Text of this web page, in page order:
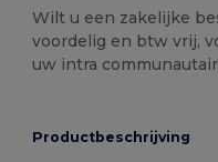
Wilt u een zakelijke
voordelig en btw vrij,
uw intra
Productbeschrijving